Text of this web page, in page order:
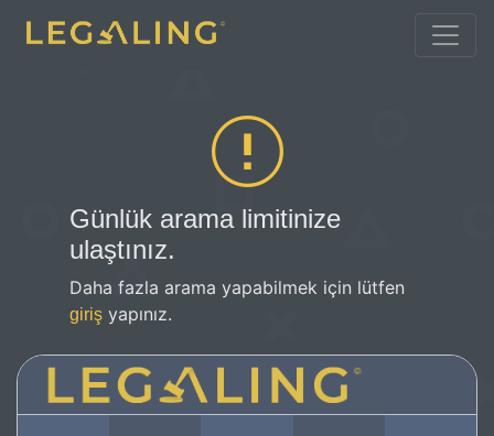
Günlük arama limitinize
ulaştınız.
Daha fazla arama yapabilmek için lütfen
giriş yapınız.